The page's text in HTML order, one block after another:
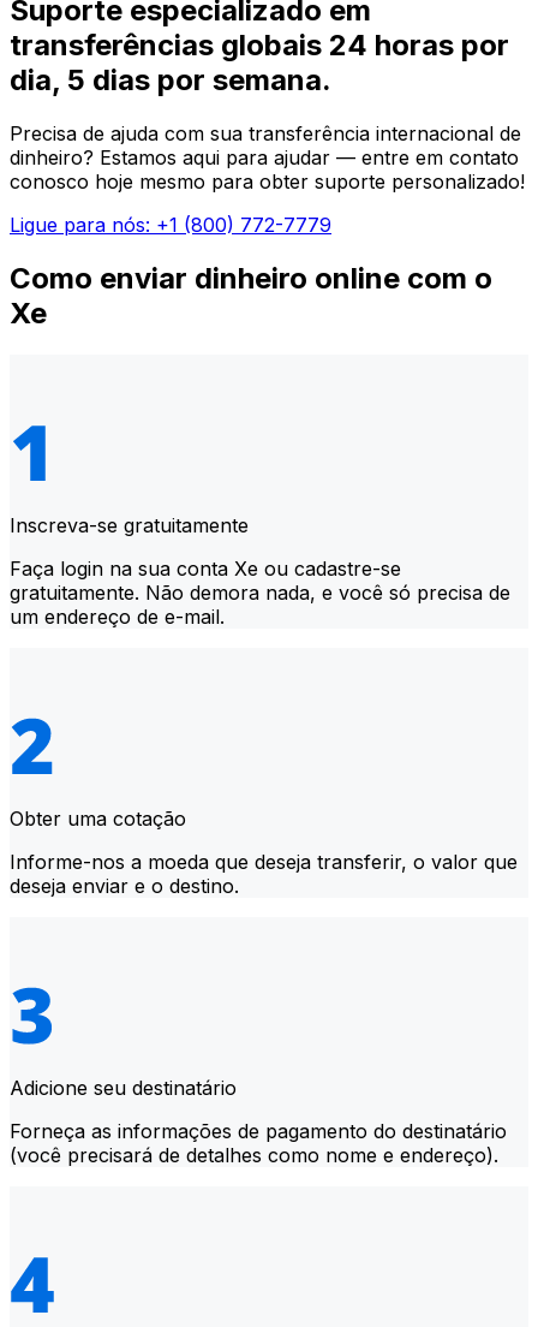
Suporte especializado em
transferências globais 24 horas por
dia, 5 dias por semana.
Precisa de ajuda com sua transferência internacional de
dinheiro? Estamos aqui para ajudar — entre em contato
conosco hoje mesmo para obter suporte personalizado!
Ligue para nós: +1 (800) 772-7779
Como enviar dinheiro online com o
Xe
Inscreva-se gratuitamente
Faça login na sua conta Xe ou cadastre-se
gratuitamente. Não demora nada, e você só precisa de
um endereço de e-mail.
Obter uma cotação
Informe-nos a moeda que deseja transferir, o valor que
deseja enviar e o destino.
Adicione seu destinatário
Forneça as informações de pagamento do destinatário
(você precisará de detalhes como nome e endereço).